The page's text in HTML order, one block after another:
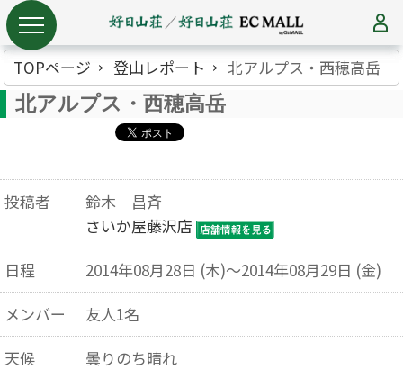
TOPページ 登山レポート 北アルプス・西穂高岳
北アルプス・西穂高岳
投稿者
鈴木 昌斉
さいか屋藤沢店
日程
2014年08月28日 (木)～2014年08月29日 (金)
メンバー
友人1名
天候
曇りのち晴れ